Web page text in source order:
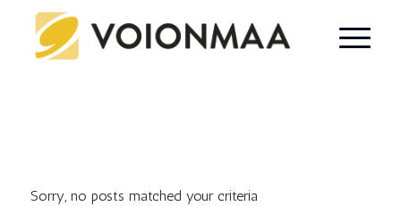
Sorry, no posts matched your criteria